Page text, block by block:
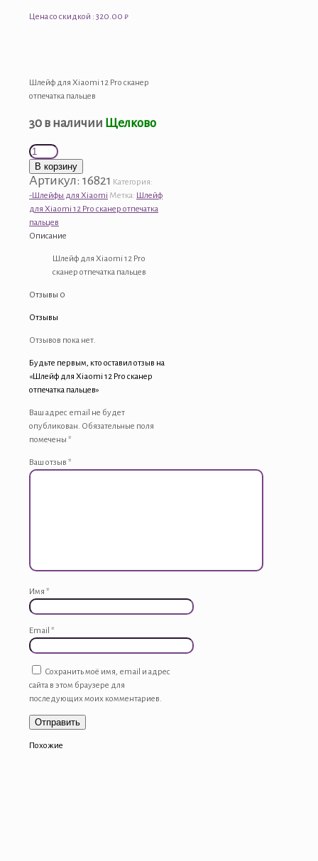
Цена со скидкой : 320.00 ₽
Шлейф для Xiaomi 12 Pro сканер
отпечатка пальцев
30 в наличии Щелково
Количество
товара
Шлейф
для
Xiaomi
Pro
отпечатка
пальцев
В корзину
Артикул: 16821 Категория:
-Шлейфы для Xiaomi Метка: Шлейф
для Xiaomi 12 Pro сканер отпечатка
пальцев
Описание
Шлейф для Xiaomi 12 Pro
сканер отпечатка пальцев
Отзывы 0
Отзывы
Отзывов пока нет.
Будьте первым, кто оставил отзыв на
«Шлейф для Xiaomi 12 Pro сканер
отпечатка пальцев»
Ваш адрес email не будет
опубликован. Обязательные поля
помечены *
Ваш отзыв *
Имя *
Email *
Сохранить моё имя, email и адрес
сайта в этом браузере для
последующих моих комментариев.
Похожие